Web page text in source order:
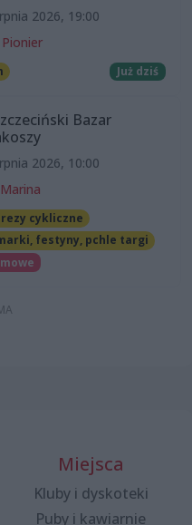
2026, 19:00
Już dziś
Bazar
2026, 10:00
cykliczne
festyny, pchle targi
Miejsca
Kluby i dyskoteki
Puby i kawiarnie